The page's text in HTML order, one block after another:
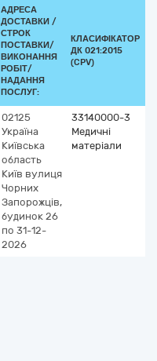
АДРЕСА
ДОСТАВКИ /
СТРОК
ПОСТАВКИ/
ВИКОНАННЯ
РОБІТ/
НАДАННЯ
ПОСЛУГ:
КЛАСИФІКАТОР
ДК 021:2015
(CPV)
02125
Україна
Київська
область
Київ вулиця
Чорних
Запорожців,
будинок 26
по 31-12-
2026
33140000-3
Медичні
матеріали